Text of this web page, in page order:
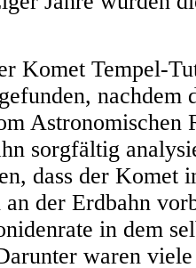
Komet Tempel-
nachdem
Astronomischen
sorgfältig
dass der Komet
an der Erdbahn
in dem
waren